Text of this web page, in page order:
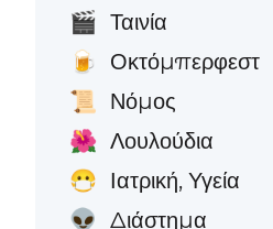
🎬 Ταινία
🍺 Οκτόμπερφεστ
📜 Νόμος
🌺 Λουλούδια
😷 Ιατρική, Υγεία
👽 Διάστημα